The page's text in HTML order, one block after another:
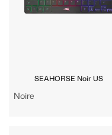
SEAHORSE Noir US
Noire